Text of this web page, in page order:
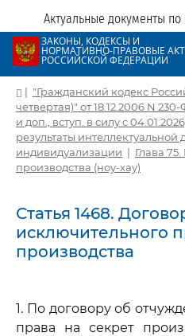
Актуальные документы
ЗАКОНЫ, КОДЕКСЫ И
НОРМАТИВНО-ПРАВОВЫЕ
РОССИЙСКОЙ ФЕДЕРАЦИИ
| "Гражданский кодекс
четвертая)" от 18.12.2006 N
и доп., вступ. в силу с
результаты интеллектуальной
индивидуализации | Глава
производства (ноу-хау)
Статья 1468.
исключительного
производства
1. По договору об
права на секрет